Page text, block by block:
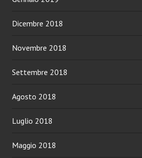
Dicembre 2018
Novembre 2018
Settembre 2018
Agosto 2018
Luglio 2018
Maggio 2018